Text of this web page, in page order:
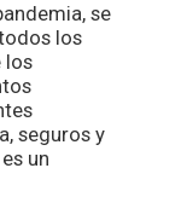
se
los
los
seguros y
un